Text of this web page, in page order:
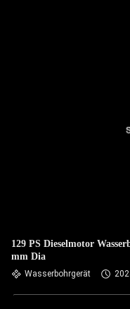
129 PS Dieselmotor
mm Dia
Wasserbohrgerät